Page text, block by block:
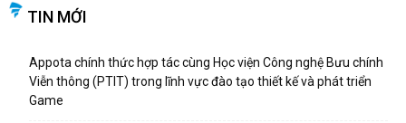
TIN MỚI
Appota chính thức hợp tác cùng Học viện Công nghệ Bưu chính
Viễn thông (PTIT) trong lĩnh vực đào tạo thiết kế và phát triển
Game